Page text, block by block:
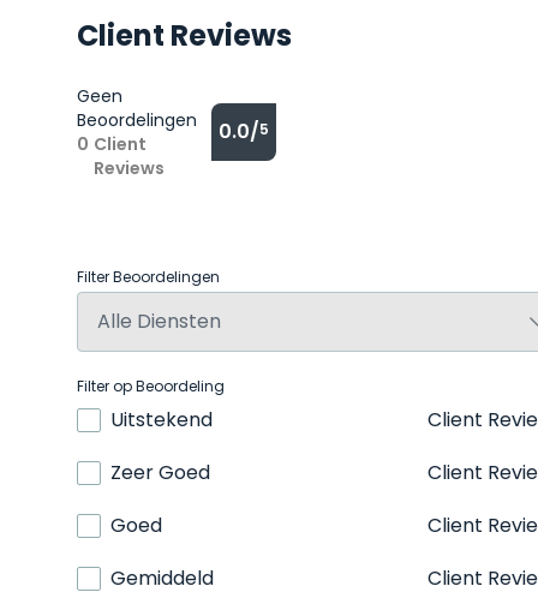
Client Reviews
Geen
Beoordelingen
0 Client
Reviews
0.0/5
Filter Beoordelingen
Filter op Beoordeling
Uitstekend
Client
Zeer Goed
Client
Goed
Client
Gemiddeld
Client